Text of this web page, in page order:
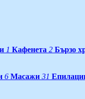
1 Кафенета 2 Бързо
6 Масажи 31